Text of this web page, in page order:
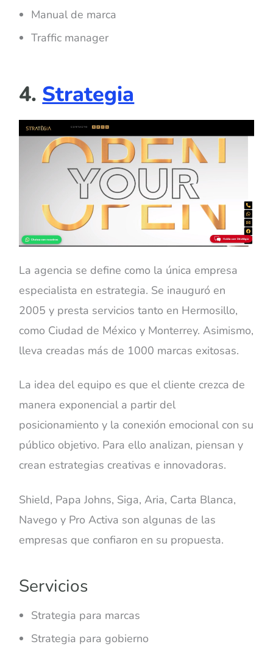
Manual de marca
Traffic manager
4. Strategia
La agencia se define como la única empresa
especialista en estrategia. Se inauguró en
2005 y presta servicios tanto en Hermosillo,
como Ciudad de México y Monterrey. Asimismo,
lleva creadas más de 1000 marcas exitosas.
La idea del equipo es que el cliente crezca de
manera exponencial a partir del
posicionamiento y la conexión emocional con su
público objetivo. Para ello analizan, piensan y
crean estrategias creativas e innovadoras.
Shield, Papa Johns, Siga, Aria, Carta Blanca,
Navego y Pro Activa son algunas de las
empresas que confiaron en su propuesta.
Servicios
Strategia para marcas
Strategia para gobierno